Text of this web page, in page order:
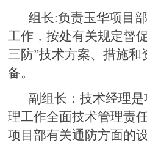
组长:负责玉华项目
工作，按处有关规定督
三防”技术方案、措施
备。
副组长：技术经理
理工作全面技术管理责
项目部有关通防方面的